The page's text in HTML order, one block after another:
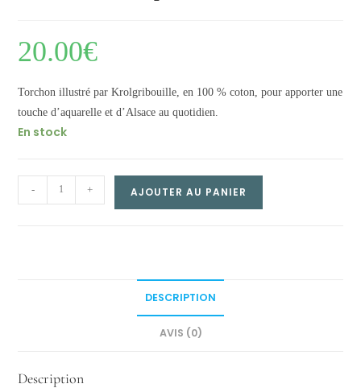
20.00€
Torchon illustré par Krolgribouille, en 100 % coton, pour apporter une
touche d’aquarelle et d’Alsace au quotidien.
En stock
–
- + AJOUTER AU PANIER
DESCRIPTION
AVIS (0)
Description